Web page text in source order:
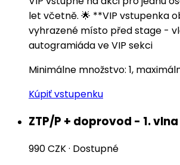
let včetně. 🌟 **VIP vstupenka
vyhrazené místo před stage -
autogramiáda ve VIP sekci
Minimálne množstvo: 1,
Kúpiť vstupenku
ZTP/P + doprovod - 1. vlna
990 CZK· Dostupné